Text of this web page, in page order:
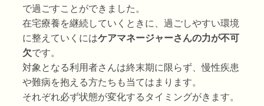
で過ごすことができました。
在宅療養を継続していくときに、過ごしやすい環境
に整えていくにはケアマネージャーさんの力が不可
欠です。
対象となる利用者さんは終末期に限らず、慢性疾患
や難病を抱える方たちも当てはまります。
それぞれ必ず状態が変化するタイミングがきます。